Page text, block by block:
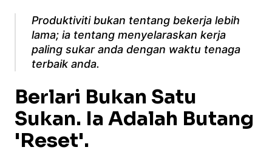
Produktiviti bukan tentang bekerja lebih
lama; ia tentang menyelaraskan kerja
paling sukar anda dengan waktu tenaga
terbaik anda.
Berlari Bukan Satu
Sukan. Ia Adalah Butang
'Reset'.